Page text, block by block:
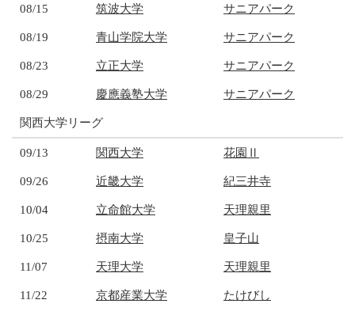
08/15 筑波大学 サニアパーク
08/19 青山学院大学 サニアパーク
08/23 立正大学 サニアパーク
08/29 慶應義塾大学 サニアパーク
関西大学リーグ
09/13 関西大学 花園Ⅱ
09/26 近畿大学 紀三井寺
10/04 立命館大学 天理親里
10/25 摂南大学 皇子山
11/07 天理大学 天理親里
11/22 京都産業大学 たけびし